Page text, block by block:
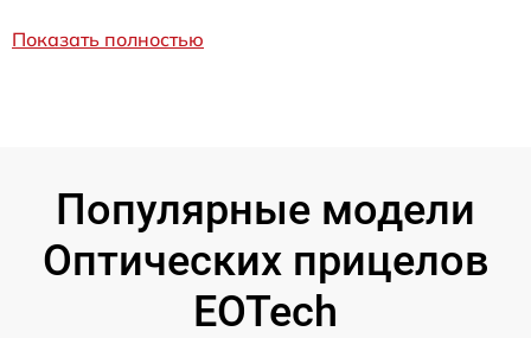
Показать полностью
Популярные модели
Оптических прицелов
EOTech